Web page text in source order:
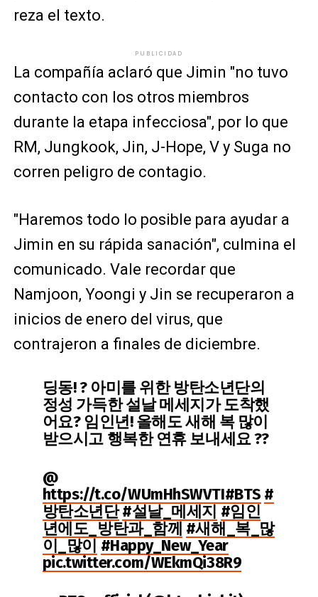
reza el texto.
PUBLICIDAD
La compañía aclaró que Jimin "no tuvo
contacto con los otros miembros
durante la etapa infecciosa", por lo que
RM, Jungkook, Jin, J-Hope, V y Suga no
corren peligro de contagio.
"Haremos todo lo posible para ayudar a
Jimin en su rápida sanación", culmina el
comunicado. Vale recordar que
Namjoon, Yoongi y Jin se recuperaron a
inicios de enero del virus, que
contrajeron a finales de diciembre.
딩동! ? 아미를 위한 방탄소년단의
정성 가득한 설날 메세지가 도착했
어요? 임인년! 올해도 새해 복 많이
받으시고 행복한 연휴 보내세요 ??
@
https://t.co/WUmHhSWVTI#BTS #
방탄소년단 #설날_메세지 #임인
년에도_방탄과_함께 #새해_복_많
이_많이 #Happy_New_Year
pic.twitter.com/WEkmQi38R9